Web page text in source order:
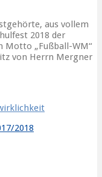
aus vollem
2018 der
Motto „Fußball-WM“
von Herrn Mergner
2018